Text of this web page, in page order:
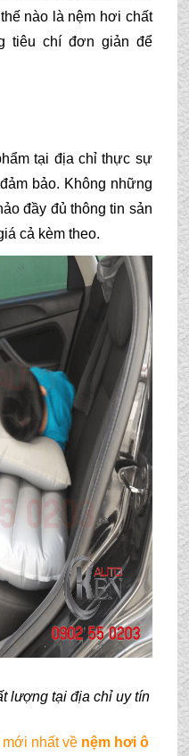
nào là nệm hơi chất
tiêu chí đơn giản để
tại địa chỉ thực sự
bảo. Không những
đầy đủ thông tin sản
cả kèm theo.
lượng tại địa chỉ uy tín
mới nhất về nệm hơi ô